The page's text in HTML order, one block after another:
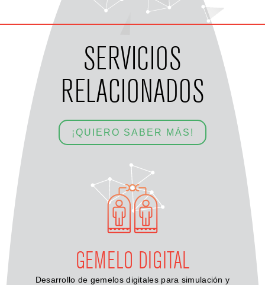
SERVICIOS
RELACIONADOS
¡QUIERO SABER MÁS!
GEMELO DIGITAL
Desarrollo de gemelos digitales para simulación y